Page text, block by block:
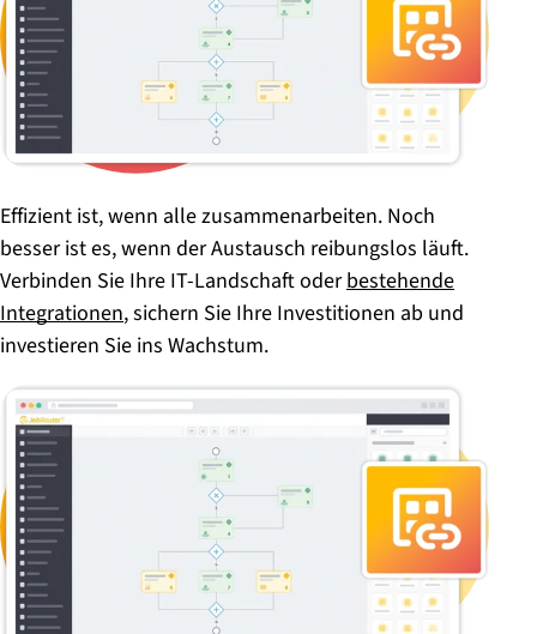
Effizient ist, wenn alle zusammenarbeiten. Noch
besser ist es, wenn der Austausch reibungslos läuft.
Verbinden Sie Ihre IT-Landschaft oderbestehende
Integrationen, sichern Sie Ihre Investitionen ab und
investieren Sie ins Wachstum.